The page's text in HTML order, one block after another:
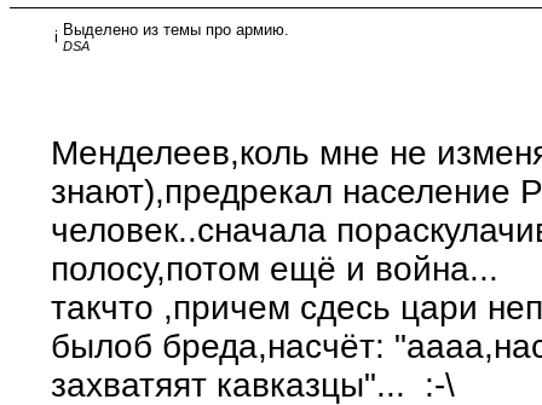
i Выделено из темы про армию.
DSA
Менделеев,коль мне не
знают),предрекал население
человек..сначала
полосу,потом ещё и война...
такчто ,причем сдесь цари
былоб бреда,насчёт:
захватяят кавказцы"... :-\